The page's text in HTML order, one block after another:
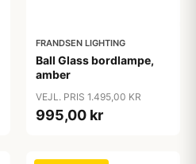
FRANDSEN LIGHTING
Ball Glass bordlampe,
amber
VEJL. PRIS 1.495,00 KR
995,00 kr